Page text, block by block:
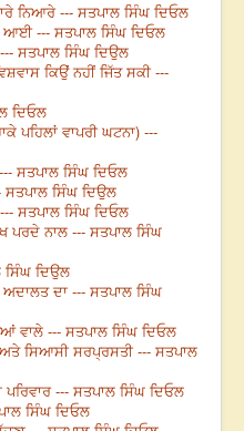
ਨਿਆਰੇ --- ਸਤਪਾਲ ਸਿੰਘ ਦਿਓਲ
ਆਈ --- ਸਤਪਾਲ ਸਿੰਘ ਦਿਓਲ
ਸਤਪਾਲ ਸਿੰਘ ਦਿਉਲ
ਕਿਉਂ ਨਹੀਂ ਜਿੱਤ ਸਕੀ ---
ਦਿਓਲ
ਪਹਿਲਾਂ ਵਾਪਰੀ ਘਟਨਾ) ---
ਸਤਪਾਲ ਸਿੰਘ ਦਿਓਲ
ਸਿੰਘ ਦਿਉਲ
ਸਤਪਾਲ ਸਿੰਘ ਦਿਓਲ
ਪਰਦੇ ਨਾਲ --- ਸਤਪਾਲ ਸਿੰਘ
ਸਿੰਘ ਦਿਉਲ
ਦਾ --- ਸਤਪਾਲ ਸਿੰਘ
ਵਾਲੇ --- ਸਤਪਾਲ ਸਿੰਘ ਦਿਓਲ
ਸਿਆਸੀ ਸਰਪ੍ਰਸਤੀ --- ਸਤਪਾਲ
--- ਸਤਪਾਲ ਸਿੰਘ ਦਿਓਲ
ਸਿੰਘ ਦਿਓਲ